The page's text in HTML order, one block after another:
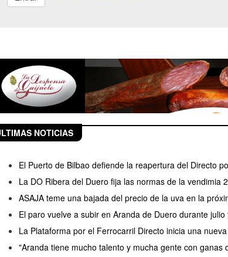
NOTICIAS
El Puerto de Bilbao defiende la reapertura del Directo
La DO Ribera del Duero fija las normas de la vendimia
ASAJA teme una bajada del precio de la uva en la
El paro vuelve a subir en Aranda de Duero durante
La Plataforma por el Ferrocarril Directo inicia una
"Aranda tiene mucho talento y mucha gente con ganas